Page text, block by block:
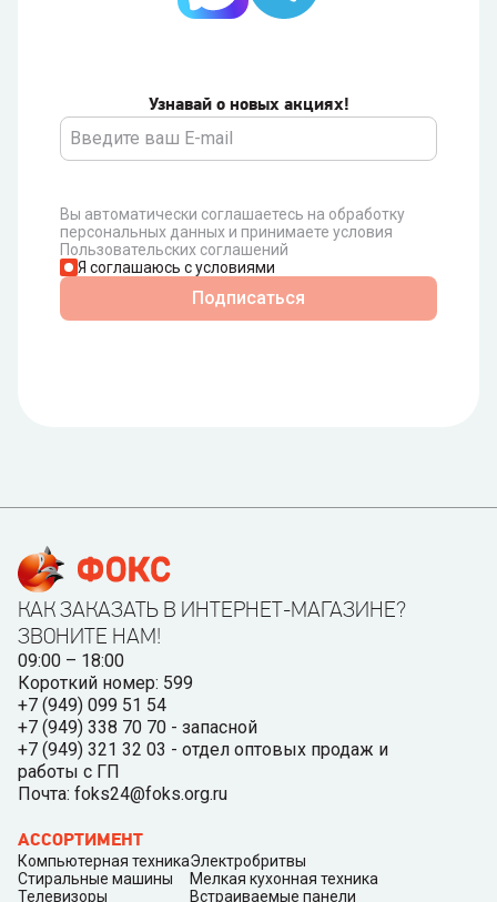
Узнавай о новых акциях!
Вы автоматически соглашаетесь на обработку
персональных данных и принимаете условия
Пользовательских соглашений
Я соглашаюсь с условиями
Подписаться
КАК ЗАКАЗАТЬ В ИНТЕРНЕТ-МАГАЗИНЕ?
ЗВОНИТЕ НАМ!
09:00 – 18:00
Короткий номер: 599
+7 (949) 099 51 54
+7 (949) 338 70 70 - запасной
+7 (949) 321 32 03 - отдел оптовых продаж и
работы с ГП
Почта: foks24@foks.org.ru
АССОРТИМЕНТ
Компьютерная техника
Стиральные машины
Телевизоры
Электробритвы
Мелкая кухонная техника
Встраиваемые панели